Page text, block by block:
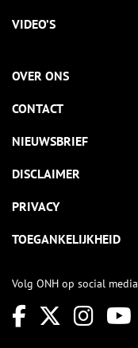
VIDEO’S
OVER ONS
CONTACT
NIEUWSBRIEF
DISCLAIMER
PRIVACY
TOEGANKELIJKHEID
Volg ONH op social media